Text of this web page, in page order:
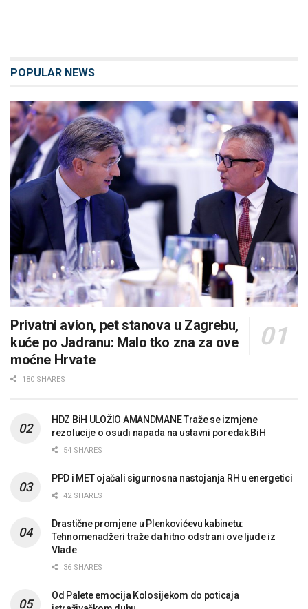
POPULAR NEWS
Privatni avion, pet stanova u Zagrebu,
kuće po Jadranu: Malo tko zna za ove
moćne Hrvate
180 SHARES
HDZ BiH ULOŽIO AMANDMANE Traže se izmjene
rezolucije o osudi napada na ustavni poredak BiH
54 SHARES
PPD i MET ojačali sigurnosna nastojanja RH u energetici
42 SHARES
Drastične promjene u Plenkovićevu kabinetu:
Tehnomenadžeri traže da hitno odstrani ove ljude iz
Vlade
36 SHARES
Od Palete emocija Kolosijekom do poticaja